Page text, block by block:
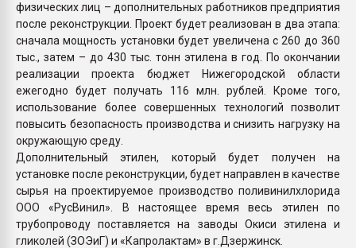
физических лиц – дополнительных работников предприятия
после реконструкции. Проект будет реализован в два этапа:
сначала мощность установки будет увеличена с 260 до 360
тыс., затем – до 430 тыс. тонн этилена в год. По окончании
реализации проекта бюджет Нижегородской области
ежегодно будет получать 116 млн. рублей. Кроме того,
использование более совершенных технологий позволит
повысить безопасность производства и снизить нагрузку на
окружающую среду.
Дополнительный этилен, который будет получен на
установке после реконструкции, будет направлен в качестве
сырья на проектируемое производство поливинилхлорида
ООО «РусВинил». В настоящее время весь этилен по
трубопроводу поставляется на заводы Окиси этилена и
гликолей (ЗОЭиГ) и «Капролактам» в г.Дзержинск.